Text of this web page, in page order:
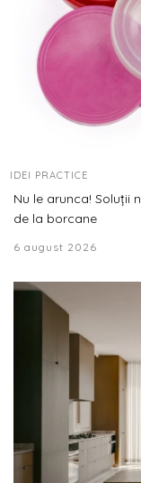
IDEI PRACTICE
Nu le arunca! Soluții
de la borcane
6 august 2026